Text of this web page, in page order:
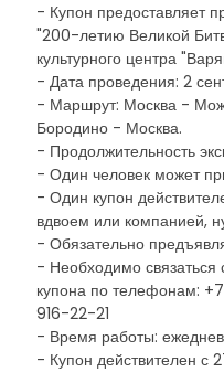
- Купон предоставляет
"200-летию Великой
культурного центра
- Дата проведения: 2
- Маршрут: Москва -
Бородино - Москва.
- Продолжительность
- Один человек может
- Один купон
вдвоем или компанией,
- Обязательно
- Необходимо связаться
купона по телефонам:
916-22-21
- Время работы:
- Купон действителен с